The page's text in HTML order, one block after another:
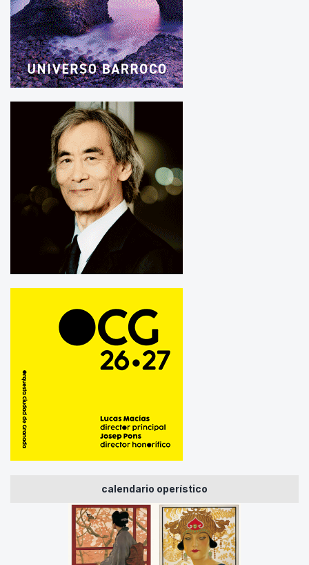
calendario operístico